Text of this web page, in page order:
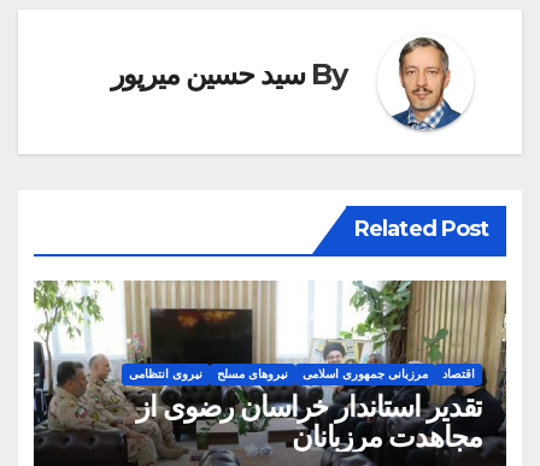
By سید حسین میرپور
Related Post
اقتصاد مرزبانی جمهوری اسلامی نیروهای مسلح نیروی انتظامی
تقدیر استاندار خراسان رضوی از
مجاهدت مرزبانان